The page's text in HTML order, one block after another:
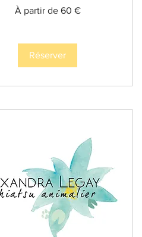
À partir de 60 €
Réserver